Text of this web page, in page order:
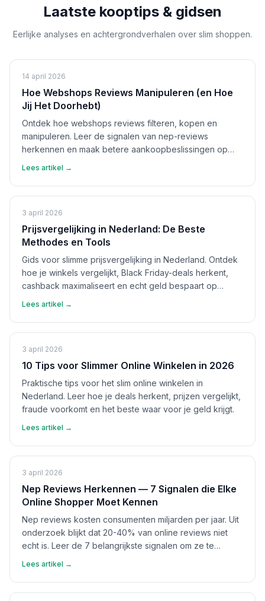
Laatste kooptips & gidsen
Eerlijke analyses en achtergrondverhalen over slim shoppen.
14 april 2026
Hoe Webshops Reviews Manipuleren (en Hoe
Jij Het Doorhebt)
Ontdek hoe webshops reviews filteren, kopen en
manipuleren. Leer de signalen van nep-reviews
herkennen en maak betere aankoopbeslissingen op
Lees artikel →
3 april 2026
Prijsvergelijking in Nederland: De Beste
Methodes en Tools
Gids voor slimme prijsvergelijking in Nederland. Ontdek
hoe je winkels vergelijkt, Black Friday-deals herkent,
cashback maximaliseert en echt geld bespaart op
Lees artikel →
3 april 2026
10 Tips voor Slimmer Online Winkelen in 2026
Praktische tips voor het slim online winkelen in
Nederland. Leer hoe je deals herkent, prijzen vergelijkt,
fraude voorkomt en het beste waar voor je geld krijgt.
Lees artikel →
3 april 2026
Nep Reviews Herkennen — 7 Signalen die Elke
Online Shopper Moet Kennen
Nep reviews kosten consumenten miljarden per jaar. Uit
onderzoek blijkt dat 20-40% van online reviews niet
echt is. Leer de 7 belangrijkste signalen om ze te
Lees artikel →